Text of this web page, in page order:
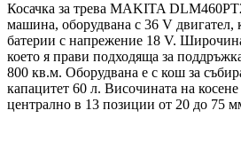
Косачка за трева MAKITA
машина, оборудвана с 36 V двигател,
батерии с напрежение 18 V.
което я прави подходяща за
800 кв.м. Оборудвана е с кош за
капацитет 60 л. Височината на
централно в 13 позиции от 20 до 75